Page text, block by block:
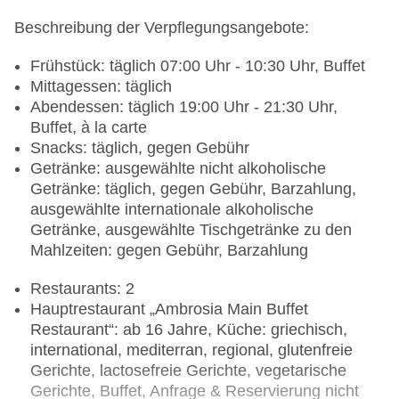
Beschreibung der Verpflegungsangebote:
Frühstück: täglich 07:00 Uhr - 10:30 Uhr, Buffet
Mittagessen: täglich
Abendessen: täglich 19:00 Uhr - 21:30 Uhr,
Buffet, à la carte
Snacks: täglich, gegen Gebühr
Getränke: ausgewählte nicht alkoholische
Getränke: täglich, gegen Gebühr, Barzahlung,
ausgewählte internationale alkoholische
Getränke, ausgewählte Tischgetränke zu den
Mahlzeiten: gegen Gebühr, Barzahlung
Restaurants: 2
Hauptrestaurant „Ambrosia Main Buffet
Restaurant“: ab 16 Jahre, Küche: griechisch,
international, mediterran, regional, glutenfreie
Gerichte, lactosefreie Gerichte, vegetarische
Gerichte, Buffet, Anfrage & Reservierung nicht